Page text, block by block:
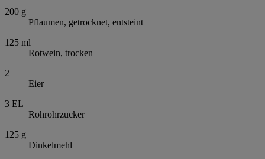
200 g
Pflaumen, getrocknet, entsteint
125 ml
Rotwein, trocken
2
Eier
3 EL
Rohrohrzucker
125 g
Dinkelmehl